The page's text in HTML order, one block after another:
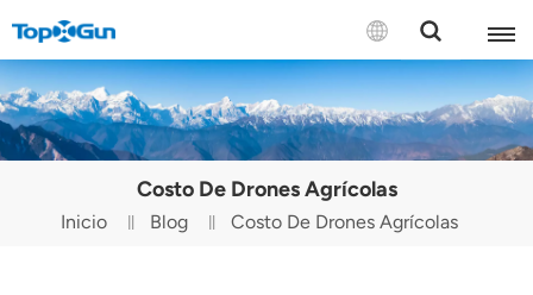
CONTÁCTENOS
English
Español
Costo De Drones Agrícolas
Inicio Blog Costo De Drones Agrícolas